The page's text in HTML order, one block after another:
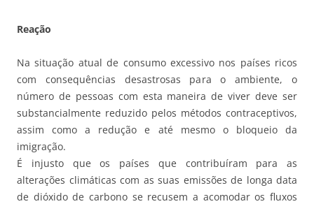
Reação
Na situação atual de consumo excessivo nos países ricos
com consequências desastrosas para o ambiente, o
número de pessoas com esta maneira de viver deve ser
substancialmente reduzido pelos métodos contraceptivos,
assim como a redução e até mesmo o bloqueio da
imigração.
É injusto que os países que contribuíram para as
alterações climáticas com as suas emissões de longa data
de dióxido de carbono se recusem a acomodar os fluxos